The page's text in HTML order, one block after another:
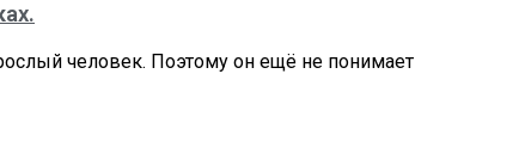
человек. Поэтому он ещё не понимает